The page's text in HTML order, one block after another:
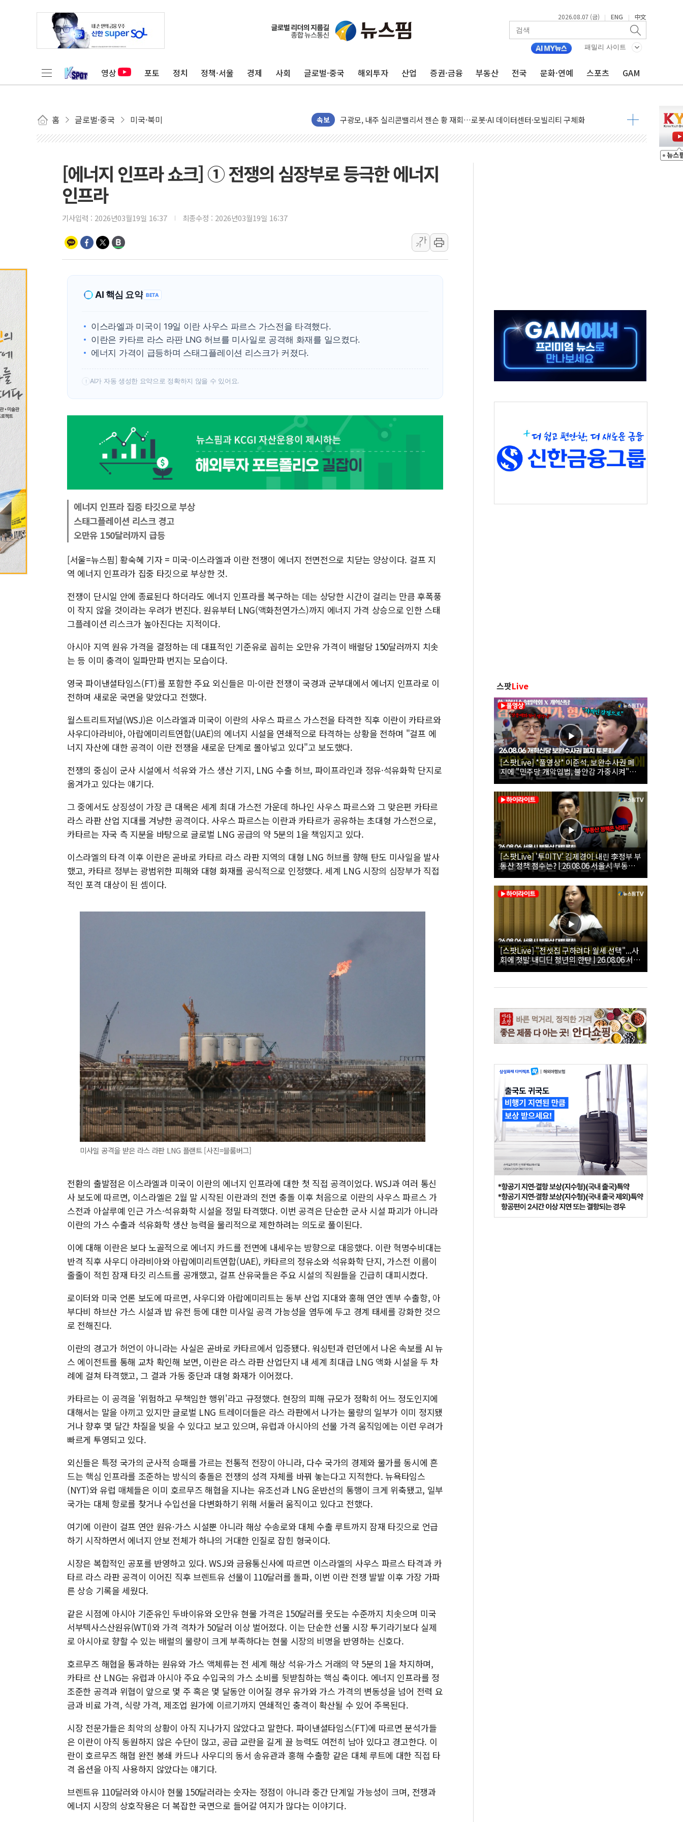
2026.08.07 (금) | ENG | 中文
패밀리 사이트
영상 포토 정치 정책·서울 경제 사회 글로벌·중국 해외투자 산업 증권·금융 부동산 전국 문화·연예 스포츠 GAM
홈 글로벌·중국 미국·북미 속보
유럽증시, 견조한 실적 소화하며 대부분 상승… "2분기 기업 순이익 21% 증가" 전망
리투아니아 국방 "러, 우크라 드론으로 나토 회원국 공격 검토… 거짓 깃발 작전"
뉴욕증시 개장 전 특징주...모더나·아이온큐·도어대시↑ VS 샌디스크·피그마·앱러빈↓
김정관 장관 "영업이익 N% 성과급 반대…상법·자본시장법 개정 논의"
청와대, 북한 단거리 탄도미사일 발사에 긴급 안보 점검회의
금값 7주 만에 최고…美 고용 둔화·호르무즈 재개방 기대에 강세
'월가의 황제' 다이먼 "금융시장 레버리지 위험수위…숨은 차입이 더 큰 변수"
양주 섬유염색공장서 화재 1명 중상…대응 1단계 진압 중
우크라 드론 전술, 중남미 콜롬비아에 새 안보 위기… 반군·마약카르텔이 습득해 전투 활용
주한미군 "오산기지 누출, 백린 아닌 무해한 표면 부식 물질"
구미 폐염산처리업체서 불 2시간30여분만에 진화...외국인 노동자 숨져
[에너지 인프라 쇼크] ① 전쟁의 심장부로 등극한 에너지
인프라
기사입력 : 2026년03월19일 16:37 최종수정 : 2026년03월19일 16:37
가
가
AI 핵심 요약 BETA
이스라엘과 미국이 19일 이란 사우스 파르스 가스전을 타격했다.
이란은 카타르 라스 라판 LNG 허브를 미사일로 공격해 화재를 일으켰다.
에너지 가격이 급등하며 스태그플레이션 리스크가 커졌다.
! AI가 자동 생성한 요약으로 정확하지 않을 수 있어요.
에너지 인프라 집중 타깃으로 부상
스태그플레이션 리스크 경고
오만유 150달러까지 급등
[서울=뉴스핌] 황숙혜 기자 = 미국-이스라엘과 이란 전쟁이 에너지 전면전으로 치닫는 양상이다. 걸프 지
역 에너지 인프라가 집중 타깃으로 부상한 것.
전쟁이 단시일 안에 종료된다 하더라도 에너지 인프라를 복구하는 데는 상당한 시간이 걸리는 만큼 후폭풍
이 작지 않을 것이라는 우려가 번진다. 원유부터 LNG(액화천연가스)까지 에너지 가격 상승으로 인한 스태
그플레이션 리스크가 높아진다는 지적이다.
아시아 지역 원유 가격을 결정하는 데 대표적인 기준유로 꼽히는 오만유 가격이 배럴당 150달러까지 치솟
는 등 이미 충격이 일파만파 번지는 모습이다.
영국 파이낸셜타임스(FT)를 포함한 주요 외신들은 미-이란 전쟁이 국경과 군부대에서 에너지 인프라로 이
전하며 새로운 국면을 맞았다고 전했다.
월스트리트저널(WSJ)은 이스라엘과 미국이 이란의 사우스 파르스 가스전을 타격한 직후 이란이 카타르와
사우디아라비아, 아랍에미리트연합(UAE)의 에너지 시설을 연쇄적으로 타격하는 상황을 전하며 "걸프 에
너지 자산에 대한 공격이 이란 전쟁을 새로운 단계로 몰아넣고 있다"고 보도했다.
전쟁의 중심이 군사 시설에서 석유와 가스 생산 기지, LNG 수출 허브, 파이프라인과 정유·석유화학 단지로
옮겨가고 있다는 얘기다.
그 중에서도 상징성이 가장 큰 대목은 세계 최대 가스전 가운데 하나인 사우스 파르스와 그 맞은편 카타르
라스 라판 산업 지대를 겨냥한 공격이다. 사우스 파르스는 이란과 카타르가 공유하는 초대형 가스전으로,
카타르는 자국 측 지분을 바탕으로 글로벌 LNG 공급의 약 5분의 1을 책임지고 있다.
이스라엘의 타격 이후 이란은 곧바로 카타르 라스 라판 지역의 대형 LNG 허브를 향해 탄도 미사일을 발사
했고, 카타르 정부는 광범위한 피해와 대형 화재를 공식적으로 인정했다. 세계 LNG 시장의 심장부가 직접
적인 포격 대상이 된 셈이다.
미사일 공격을 받은 라스 라판 LNG 플랜트 [사진=블룸버그]
전환의 출발점은 이스라엘과 미국이 이란의 에너지 인프라에 대한 첫 직접 공격이었다. WSJ과 여러 통신
사 보도에 따르면, 이스라엘은 2월 말 시작된 이란과의 전면 충돌 이후 처음으로 이란의 사우스 파르스 가
스전과 아살루예 인근 가스·석유화학 시설을 정밀 타격했다. 이번 공격은 단순한 군사 시설 파괴가 아니라
이란의 가스 수출과 석유화학 생산 능력을 물리적으로 제한하려는 의도로 풀이된다.
이에 대해 이란은 보다 노골적으로 에너지 카드를 전면에 내세우는 방향으로 대응했다. 이란 혁명수비대는
반격 직후 사우디 아라비아와 아랍에미리트연합(UAE), 카타르의 정유소와 석유화학 단지, 가스전 이름이
줄줄이 적힌 잠재 타깃 리스트를 공개했고, 걸프 산유국들은 주요 시설의 직원들을 긴급히 대피시켰다.
로이터와 미국 언론 보도에 따르면, 사우디와 아랍에미리트는 동부 산업 지대와 홍해 연안 옌부 수출항, 아
부다비 하브산 가스 시설과 밥 유전 등에 대한 미사일 공격 가능성을 염두에 두고 경계 태세를 강화한 것으
로 전해진다.
이란의 경고가 허언이 아니라는 사실은 곧바로 카타르에서 입증됐다. 워싱턴과 런던에서 나온 속보를 AI 뉴
스 에이전트를 통해 교차 확인해 보면, 이란은 라스 라판 산업단지 내 세계 최대급 LNG 액화 시설을 두 차
례에 걸쳐 타격했고, 그 결과 가동 중단과 대형 화재가 이어졌다.
카타르는 이 공격을 '위험하고 무책임한 행위'라고 규정했다. 현장의 피해 규모가 정확히 어느 정도인지에
대해서는 말을 아끼고 있지만 글로벌 LNG 트레이더들은 라스 라판에서 나가는 물량의 일부가 이미 정지됐
거나 향후 몇 달간 차질을 빚을 수 있다고 보고 있으며, 유럽과 아시아의 선물 가격 움직임에는 이런 우려가
빠르게 투영되고 있다.
외신들은 특정 국가의 군사적 승패를 가르는 전통적 전장이 아니라, 다수 국가의 경제와 물가를 동시에 흔
드는 핵심 인프라를 조준하는 방식의 충돌은 전쟁의 성격 자체를 바꿔 놓는다고 지적한다. 뉴욕타임스
(NYT)와 유럽 매체들은 이미 호르무즈 해협을 지나는 유조선과 LNG 운반선의 통행이 크게 위축됐고, 일부
국가는 대체 항로를 찾거나 수입선을 다변화하기 위해 서둘러 움직이고 있다고 전했다.
여기에 이란이 걸프 연안 원유·가스 시설뿐 아니라 해상 수송로와 대체 수출 루트까지 잠재 타깃으로 언급
하기 시작하면서 에너지 안보 전체가 하나의 거대한 인질로 잡힌 형국이다.
시장은 복합적인 공포를 반영하고 있다. WSJ와 금융통신사에 따르면 이스라엘의 사우스 파르스 타격과 카
타르 라스 라판 공격이 이어진 직후 브렌트유 선물이 110달러를 돌파, 이번 이란 전쟁 발발 이후 가장 가파
른 상승 기록을 세웠다.
같은 시점에 아시아 기준유인 두바이유와 오만유 현물 가격은 150달러를 웃도는 수준까지 치솟으며 미국
서부텍사스산원유(WTI)와 가격 격차가 50달러 이상 벌어졌다. 이는 단순한 선물 시장 투기라기보다 실제
로 아시아로 향할 수 있는 배럴의 물량이 크게 부족하다는 현물 시장의 비명을 반영하는 신호다.
호르무즈 해협을 통과하는 원유와 가스 액체류는 전 세계 해상 석유·가스 거래의 약 5분의 1을 차지하며,
카타르 산 LNG는 유럽과 아시아 주요 수입국의 가스 소비를 뒷받침하는 핵심 축이다. 에너지 인프라를 정
조준한 공격과 위협이 앞으로 몇 주 혹은 몇 달동안 이어질 경우 유가와 가스 가격의 변동성을 넘어 전력 요
금과 비료 가격, 식량 가격, 제조업 원가에 이르기까지 연쇄적인 충격이 확산될 수 있어 주목된다.
시장 전문가들은 최악의 상황이 아직 지나가지 않았다고 말한다. 파이낸셜타임스(FT)에 따르면 분석가들
은 이란이 아직 동원하지 않은 수단이 많고, 공급 교란을 길게 끌 능력도 여전히 남아 있다고 경고한다. 이
란이 호르무즈 해협 완전 봉쇄 카드나 사우디의 동서 송유관과 홍해 수출항 같은 대체 루트에 대한 직접 타
격 옵션을 아직 사용하지 않았다는 얘기다.
브렌트유 110달러와 아시아 현물 150달러라는 숫자는 정점이 아니라 중간 단계일 가능성이 크며, 전쟁과
에너지 시장의 상호작용은 더 복잡한 국면으로 들어갈 여지가 많다는 이야기다.
스팟Live
[스팟Live] *풀영상* 이준석, 보완수사권 폐
지에 "민주당 개악입법, 불안감 가중시켜"｜
26.08.06 개혁신당 보완수사권 폐지 토론회
[스팟Live] '투미TV' 김제경이 내린 李정부 부
동산 정책 점수는? | 26.08.06 서울시 부동산
대토론회
[스팟Live] "전셋집 구하려다 월세 선택"...사
회에 첫발 내디딘 청년의 한탄 | 26.08.06 서울
시 부동산 대토론회